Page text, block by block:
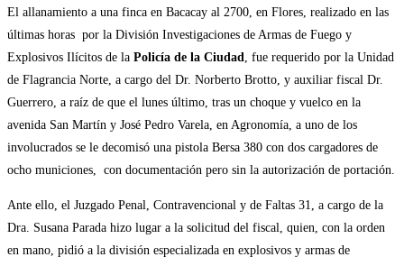
El allanamiento a una finca en Bacacay al 2700, en Flores, realizado en las
últimas horas por la División Investigaciones de Armas de Fuego y
Explosivos Ilícitos de la Policía de la Ciudad , fue requerido por la Unidad
de Flagrancia Norte, a cargo del Dr. Norberto Brotto, y auxiliar fiscal Dr.
Guerrero, a raíz de que el lunes último, tras un choque y vuelco en la
avenida San Martín y José Pedro Varela, en Agronomía, a uno de los
involucrados se le decomisó una pistola Bersa 380 con dos cargadores de
ocho municiones, con documentación pero sin la autorización de portación.
Ante ello, el Juzgado Penal, Contravencional y de Faltas 31, a cargo de la
Dra. Susana Parada hizo lugar a la solicitud del fiscal, quien, con la orden
en mano, pidió a la división especializada en explosivos y armas de